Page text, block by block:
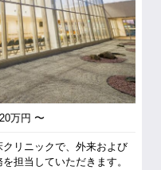
万円 〜
リニックで、外来および
担当していただきます。